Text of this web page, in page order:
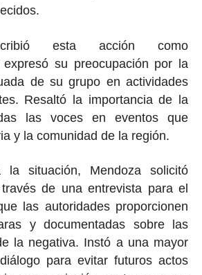
esta acción como
su preocupación por la
de su grupo en actividades
Resaltó la importancia de la
las voces en eventos que
y la comunidad de la región.
la situación, Mendoza solicitó
de una entrevista para el
las autoridades proporcionen
y documentadas sobre las
la negativa. Instó a una mayor
para evitar futuros actos